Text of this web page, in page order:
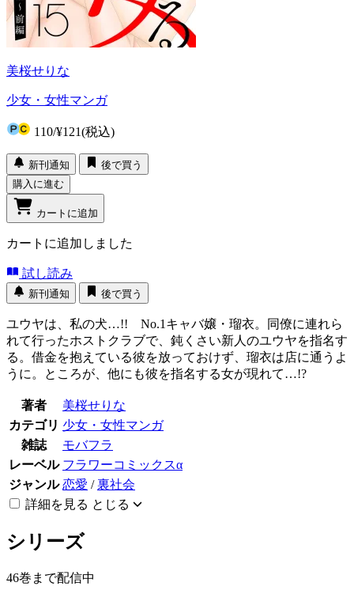
美桜せりな
少女・女性マンガ
110/¥121(税込)
新刊通知
後で買う
購入に進む
カートに追加
カートに追加しました
試し読み
新刊通知 後で買う
ユウヤは、私の犬…!! No.1キャバ嬢・瑠衣。同僚に連れら
れて行ったホストクラブで、鈍くさい新人のユウヤを指名す
る。借金を抱えている彼を放っておけず、瑠衣は店に通うよ
うに。ところが、他にも彼を指名する女が現れて…!?
著者
美桜せりな
カテゴリ 少女・女性マンガ
雑誌
モバフラ
レーベル フラワーコミックスα
ジャンル 恋愛 /裏社会
詳細を見る とじる
シリーズ
46巻まで配信中